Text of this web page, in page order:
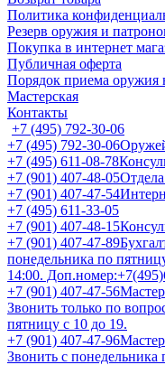
Политика
Резерв оружия и
Покупка в интернет
Публичная оферта
Порядок приема оружия
Мастерская
Контакты
+7 (495) 792-30-06
+7 (495) 792-30-06
+7 (495) 611-08-78
+7 (901) 407-48-05
+7 (901) 407-47-54
+7 (495) 611-33-05
+7 (901) 407-48-15
+7 (901) 407-47-89
понедельника по
14:00.
+7 (901) 407-47-56
Звонить только по
пятницу с 10 до 19.
+7 (901) 407-47-96
Звонить с понедельника